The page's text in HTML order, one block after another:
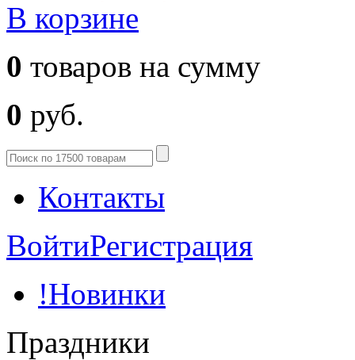
В корзине
0 товаров на сумму
0 руб.
Контакты
ВойтиРегистрация
!Новинки
Праздники